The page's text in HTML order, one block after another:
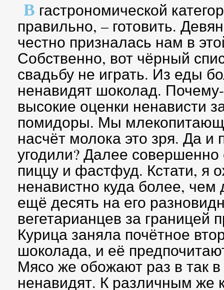
В гастрономической
правильно, – готовить.
честно призналась нам в
Собственно, вот чёрный
свадьбу не играть. Из еды
ненавидят шоколад.
высокие оценки ненависти
помидоры. Мы
насчёт молока это зря. Да
угодили? Далее
пиццу и фастфуд. Кстати, я
ненавистно куда более,
ещё десять на его
вегетарианцев за границей
Курица заняла почётное
шоколада, и её
Мясо же обожают раз в так
ненавидят. К различным